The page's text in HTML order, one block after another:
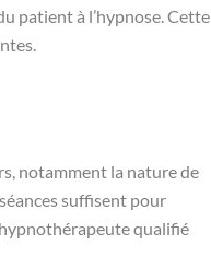
patient à l’hypnose. Cette
notamment la nature de
suffisent pour
qualifié